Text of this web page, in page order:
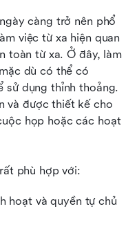
càng trở nên phổ
việc từ xa hiện quan
toàn từ xa. Ở đây, làm
dù có thể có
sử dụng thỉnh thoảng.
và được thiết kế cho
họp hoặc các hoạt
phù hợp với:
hoạt và quyền tự chủ